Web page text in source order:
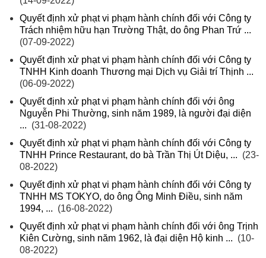
Quyết định xử phạt vi phạm hành chính đối với Công ty
Trách nhiệm hữu hạn Trường Thật, do ông Phan Trứ ...
(07-09-2022)
Quyết định xử phạt vi phạm hành chính đối với Công ty
TNHH Kinh doanh Thương mại Dịch vụ Giải trí Thịnh ...
(06-09-2022)
Quyết định xử phạt vi phạm hành chính đối với ông
Nguyễn Phi Thường, sinh năm 1989, là người đại diện
... (31-08-2022)
Quyết định xử phạt vi phạm hành chính đối với Công ty
TNHH Prince Restaurant, do bà Trần Thị Út Diệu, ... (23-
08-2022)
Quyết định xử phạt vi phạm hành chính đối với Công ty
TNHH MS TOKYO, do ông Ông Minh Điều, sinh năm
1994, ... (16-08-2022)
Quyết định xử phạt vi phạm hành chính đối với ông Trịnh
Kiên Cường, sinh năm 1962, là đại diện Hộ kinh ... (10-
08-2022)